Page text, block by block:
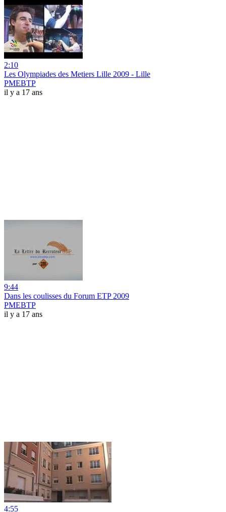
2:10
Les Olympiades des Metiers Lille 2009 - Lille
PMEBTP
il y a 17 ans
9:44
Dans les coulisses du Forum ETP 2009
PMEBTP
il y a 17 ans
4:55